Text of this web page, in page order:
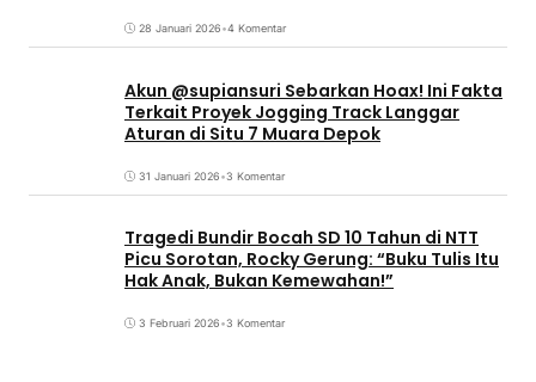
28 Januari 2026•4 Komentar
Akun @supiansuri Sebarkan Hoax! Ini Fakta
Terkait Proyek Jogging Track Langgar
Aturan di Situ 7 Muara Depok
31 Januari 2026•3 Komentar
Tragedi Bundir Bocah SD 10 Tahun di NTT
Picu Sorotan, Rocky Gerung: “Buku Tulis Itu
Hak Anak, Bukan Kemewahan!”
3 Februari 2026•3 Komentar